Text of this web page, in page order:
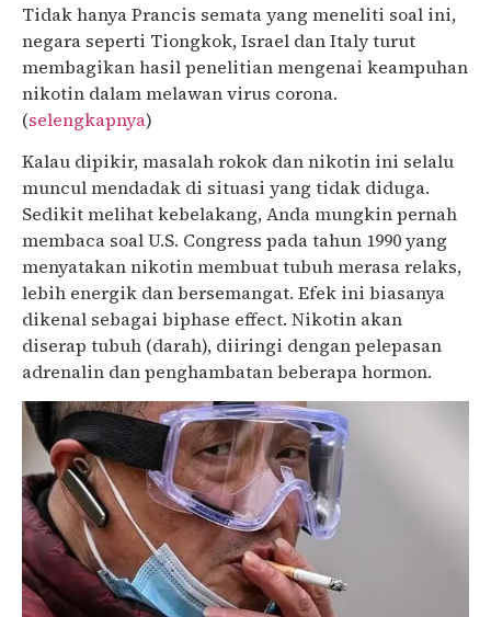
Tidak hanya Prancis semata yang meneliti soal ini,
negara seperti Tiongkok, Israel dan Italy turut
membagikan hasil penelitian mengenai keampuhan
nikotin dalam melawan virus corona.
(selengkapnya)
Kalau dipikir, masalah rokok dan nikotin ini selalu
muncul mendadak di situasi yang tidak diduga.
Sedikit melihat kebelakang, Anda mungkin pernah
membaca soalU.S. Congress pada tahun 1990 yang
menyatakan nikotin membuat tubuh merasa relaks,
lebih energik dan bersemangat. Efek ini biasanya
dikenal sebagai biphase effect. Nikotin akan
diserap tubuh (darah), diiringi dengan pelepasan
adrenalin dan penghambatan beberapa hormon.